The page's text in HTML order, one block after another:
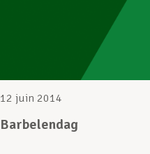
Structures
Assistance au
12 juin 2014
Barbelendag